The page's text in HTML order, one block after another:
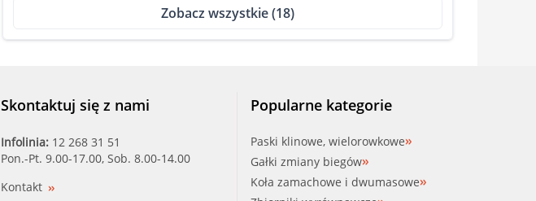
NISSA (1706 5BN 700)
SIDAT (81.001)
Zobacz wszystkie (18)
Skontaktuj się z nami
Infolinia: 12 268 31 51
Pon.-Pt. 9.00-17.00, Sob. 8.00-14.00
Kontakt
Popularne kategorie
Paski klinowe, wielorowkowe
Gałki zmiany biegów
Koła zamachowe i dwumasowe